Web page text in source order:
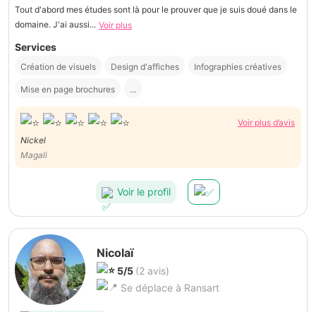
Tout d'abord mes études sont là pour le prouver que je suis doué dans le
domaine. J'ai aussi... Voir plus
Services
Création de visuels Design d'affiches Infographies créatives
Mise en page brochures ...
Voir plus d’avis
Nickel
Magali
Voir le profil
Nicolaï
5/5 (2 avis)
Se déplace à Ransart